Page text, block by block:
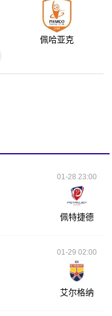
佩哈亚克
01-28 23:00
佩特捷德
01-29 02:00
艾尔格纳